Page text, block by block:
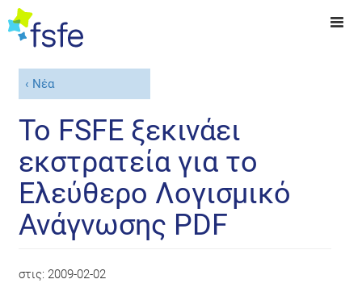
Νέα
Το FSFE ξεκινάει
εκστρατεία για το
Ελεύθερο Λογισμικό
Ανάγνωσης PDF
στις: 2009-02-02